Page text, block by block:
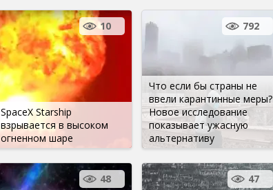
SpaceX Starship
взрывается в высоком
огненном шаре
10
Что если бы страны не
ввели карантинные меры?
Новое исследование
показывает ужасную
альтернативу
792
48 47